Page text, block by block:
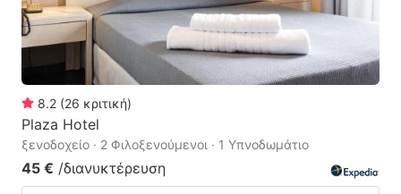
8.2 (26 κριτική)
Plaza Hotel
ξενοδοχείο · 2 Φιλοξενούμενοι · 1 Υπνοδωμάτιο
45 € /διανυκτέρευση